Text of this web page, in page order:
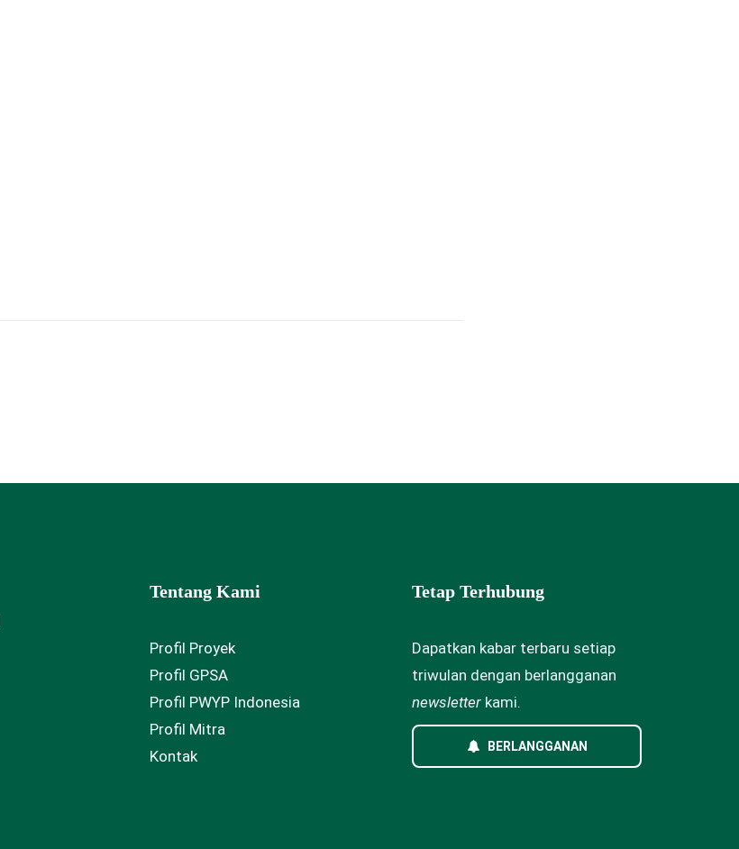
Tentang Kami
Profil Proyek
Profil GPSA
Profil PWYP Indonesia
Profil Mitra
Kontak
Tetap Terhubung
Dapatkan kabar terbaru setiap
triwulan dengan berlangganan
newsletter kami.
BERLANGGANAN